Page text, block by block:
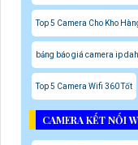
Top 5 Camera Cho Kho
bảng báo giá camera ip
Top 5 Camera Wifi 360 Tốt
CAMERA KẾT NỐI